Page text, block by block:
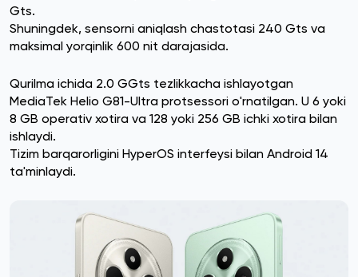
Gts.
Shuningdek, sensorni aniqlash chastotasi 240 Gts va
maksimal yorqinlik 600 nit darajasida.
Qurilma ichida 2.0 GGts tezlikkacha ishlayotgan
MediaTek Helio G81-Ultra protsessori o'rnatilgan. U 6 yoki
8 GB operativ xotira va 128 yoki 256 GB ichki xotira bilan
ishlaydi.
Tizim barqarorligini HyperOS interfeysi bilan Android 14
ta'minlaydi.